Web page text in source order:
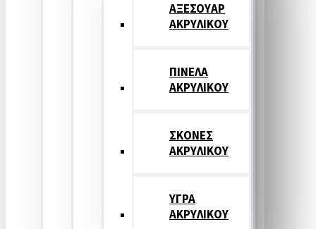
ΑΞΕΣΟΥΑΡ
ΑΚΡΥΛΙΚΟΥ
ΠΙΝΕΛΑ
ΑΚΡΥΛΙΚΟΥ
ΣΚΟΝΕΣ
ΑΚΡΥΛΙΚΟΥ
ΥΓΡΑ
ΑΚΡΥΛΙΚΟΥ